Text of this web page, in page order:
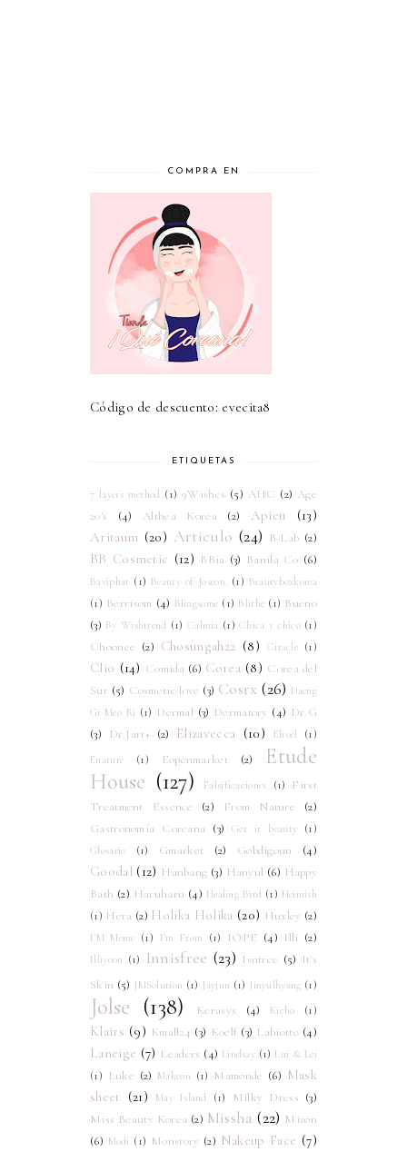
COMPRA EN
Código de descuento: evecita8
ETIQUETAS
7 layers method (1) 9Wishes (5) AHC (2) Age
20's
(4) Althea Korea (2) Apieu
(13)
Aritaum (20) Articulo (24) B-Lab (2)
BB Cosmetic (12) BBia (3) Banila Co (6)
Baviphat (1) Beauty of Joseon. (1) Beautyboxkorea
(1) Berrisom (4) Blingsome (1) Blithe (1) Bueno
(3) By Wishtrend (1) Calmia (1) Chica y chico (1)
Choonee (2) Chosungah22 (8) Ciracle (1)
Clio (14) Comida (6) Corea (8) Corea del
Sur (5) Cosmetic-love (3) Cosrx (26) Daeng
Gi Meo Ri (1) Dermal (3) Dermatory (4) Dr.G
(3)
Dr.Jart+ (2) Elizavecca (10) Elroel
(1)
Enature
(1) Eopenmarket (2)
Etude
House (127) Falsificaciones (1)
First
Treatment Essence
(2) From Nature
(2)
Gastronomía Coreana
(3) Get it beauty
(1)
Glosario
(1) Gmarket (2) Gobdigoun (4)
Goodal (12) Hanbang (3) Hanyul (6) Happy
Bath (2) Haruharu (4) Healing Bird (1) Heimish
(1) Hera (2) Holika Holika (20) Huxley (2)
I'M Meme (1) I'm From (1) IOPE (4) Illi (2)
Illiyoon (1) Innisfree (23) Isntree (5) It's
Skin (5) JMSolution (1) Jayjun (1) Jinyulhyang (1)
Jolse (138) Kerasys (4) Kicho (1)
Klairs (9) Kmall24 (3) Koelf (3) Labiotte (4)
Laneige (7) Leaders (4) Lindsay (1) Lui & Lei
(1)
Luke (2) Makeon (1) Mamonde (6) Mask
sheet
(21) May Island (1) Milky Dress (3)
Miss Beauty Korea (2) Missha (22) Mizon
(6) Modi (1) Monstory (2) Nakeup Face (7)